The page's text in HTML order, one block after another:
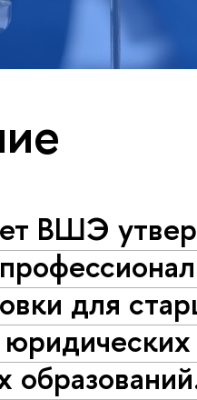
ВШЭ
для